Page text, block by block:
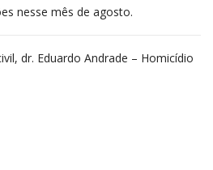
nesse mês de agosto.
dr. Eduardo Andrade – Homicídio